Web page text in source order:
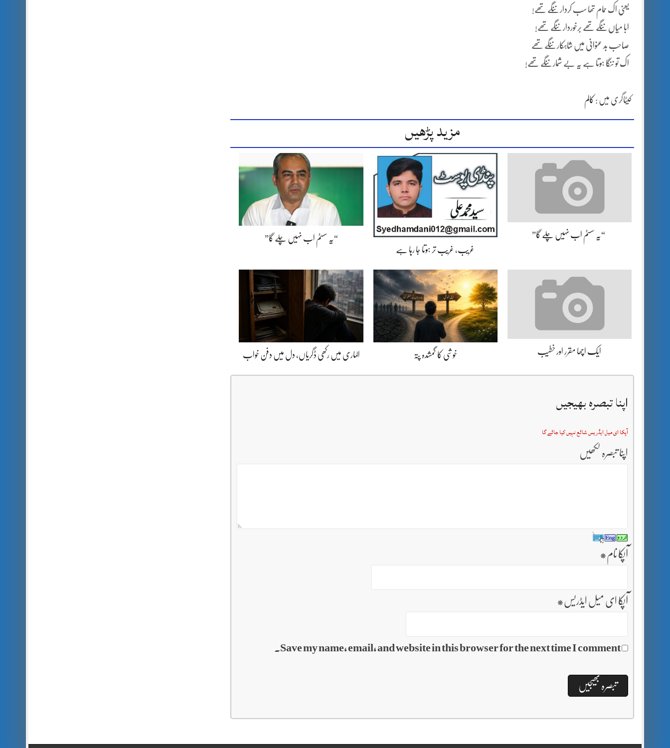
یعنی اک حمام تھا سب کردار ننگے تھے!
ابا میاں ننگے تھے برخوردار ننگے تھے!
صاحب بد عنوانی میں شاہکار ننگے تھے
اک تو ننگا ہوتا ہے یہ بے شمار ننگے تھے!
کیٹاگری میں : کالم
مزید پڑھیں
“یہ سسٹم اب نہیں چلے گا”
غریب، غریب تر ہوتا جا رہا ہے
“یہ سسٹم اب نہیں چلے گا”
ایک اچھا مقرر اور خطیب خوشی کا گمشدہ پتہ الماری میں رکھی ڈگریاں، دل میں دفن خواب
اپنا تبصرہ بھیجیں
آپکا ای میل ایڈریس شائع نہیں کیا جائے گا
اپنا تبصرہ لکھیں
آپکا نام *
آپکا ای میل ایڈریس *
Save my name, email, and website in this browser for the next time I comment.